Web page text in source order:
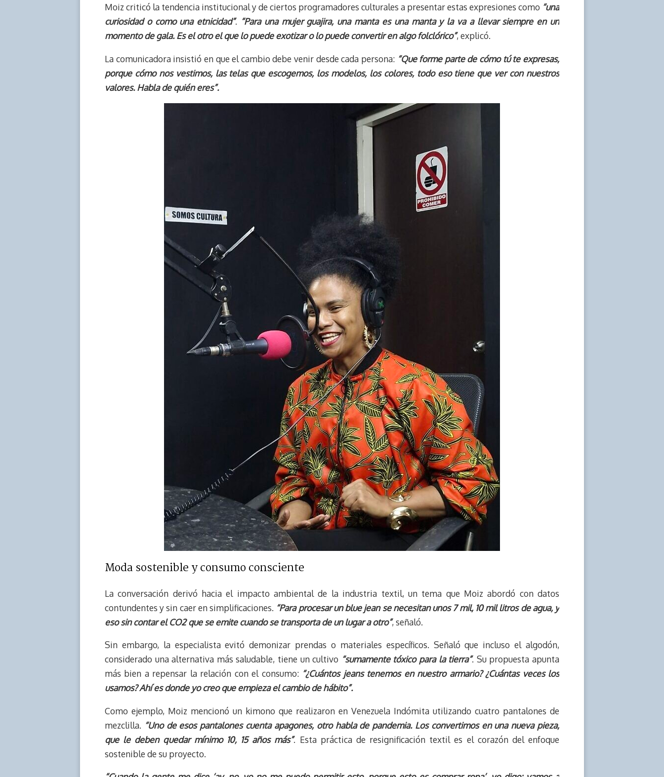
Moiz criticó la tendencia institucional y de ciertos programadores culturales a presentar estas expresiones como “una
curiosidad o como una etnicidad”. “Para una mujer guajira, una manta es una manta y la va a llevar siempre en un
momento de gala. Es el otro el que lo puede exotizar o lo puede convertir en algo folclórico”, explicó.
La comunicadora insistió en que el cambio debe venir desde cada persona: “Que forme parte de cómo tú te expresas,
porque cómo nos vestimos, las telas que escogemos, los modelos, los colores, todo eso tiene que ver con nuestros
valores. Habla de quién eres”.
Moda sostenible y consumo consciente
La conversación derivó hacia el impacto ambiental de la industria textil, un tema que Moiz abordó con datos
contundentes y sin caer en simplificaciones. “Para procesar un blue jean se necesitan unos 7 mil, 10 mil litros de agua, y
eso sin contar el CO2 que se emite cuando se transporta de un lugar a otro”, señaló.
Sin embargo, la especialista evitó demonizar prendas o materiales específicos. Señaló que incluso el algodón,
considerado una alternativa más saludable, tiene un cultivo “sumamente tóxico para la tierra”. Su propuesta apunta
más bien a repensar la relación con el consumo: “¿Cuántos jeans tenemos en nuestro armario? ¿Cuántas veces los
usamos? Ahí es donde yo creo que empieza el cambio de hábito”.
Como ejemplo, Moiz mencionó un kimono que realizaron en Venezuela Indómita utilizando cuatro pantalones de
mezclilla. “Uno de esos pantalones cuenta apagones, otro habla de pandemia. Los convertimos en una nueva pieza,
que le deben quedar mínimo 10, 15 años más”. Esta práctica de resignificación textil es el corazón del enfoque
sostenible de su proyecto.